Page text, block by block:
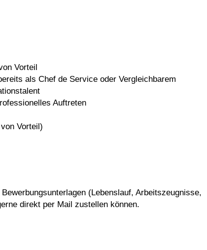
Vorteil
als Chef de Service oder Vergleichbarem
Auftreten
Vorteil)
(Lebenslauf, Arbeitszeugnisse,
direkt per Mail zustellen können.